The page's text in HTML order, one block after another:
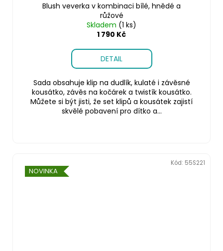
Blush veverka v kombinaci bílé, hnědé a
růžové
Skladem (1 ks)
1 790 Kč
DETAIL
Sada obsahuje klip na dudlík, kulaté i závěsné
kousátko, závěs na kočárek a twistík kousátko.
Můžete si být jisti, že set klipů a kousátek zajistí
skvělé pobavení pro dítko a...
NOVINKA
Kód: 55S221